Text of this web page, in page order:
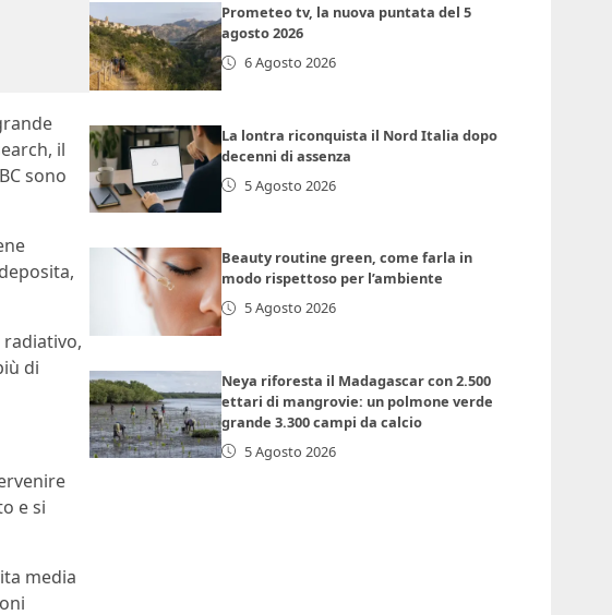
il
sono
di
e si
media
Prometeo tv, la nuova puntata del 5
agosto 2026
6 Agosto 2026
La lontra riconquista il Nord Italia dopo
decenni di assenza
5 Agosto 2026
Beauty routine green, come farla in
modo rispettoso per l’ambiente
5 Agosto 2026
Neya riforesta il Madagascar con 2.500
ettari di mangrovie: un polmone verde
grande 3.300 campi da calcio
5 Agosto 2026